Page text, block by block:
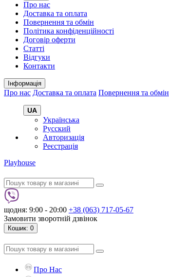
Про нас
Доставка та оплата
Повернення та обмін
Політика конфіденційності
Договір оферти
Статті
Відгуки
Контакти
Інформація
Про нас Доставка та оплата Повернення та обмін
UA
Українська
Русский
Авторизація
Реєстрація
Playhouse
щодня: 9:00 - 20:00 +38 (063) 717-05-67
Замовити зворотній дзвінок
Кошик: 0
Про Нас